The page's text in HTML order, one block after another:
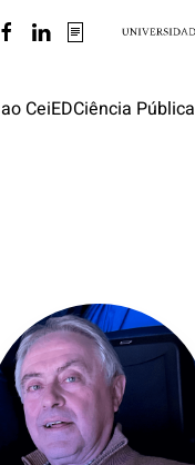
CeiEDCiência Pública